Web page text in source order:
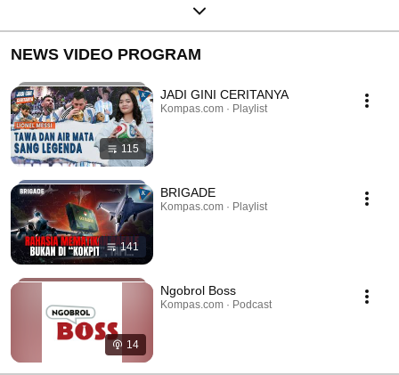
NEWS VIDEO PROGRAM
115
JADI GINI CERITANYA
Kompas.com · Playlist
141
BRIGADE
Kompas.com · Playlist
14
Ngobrol Boss
Kompas.com · Podcast